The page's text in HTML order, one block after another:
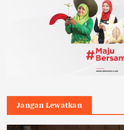
Jangan Lewatkan